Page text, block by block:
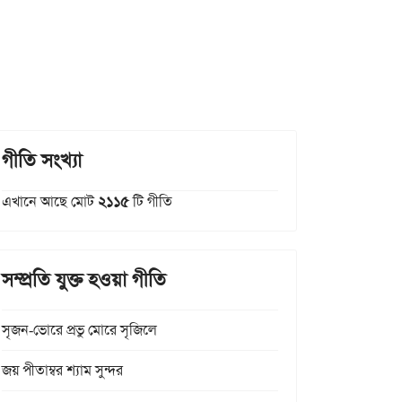
গীতি সংখ্যা
এখানে আছে মোট২১১৫টি গীতি
সম্প্রতি যুক্ত হওয়া গীতি
সৃজন-ভোরে প্রভু মোরে সৃজিলে
জয় পীতাম্বর শ্যাম সুন্দর